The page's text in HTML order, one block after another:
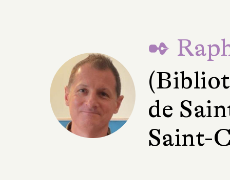
✒
de
Saint-